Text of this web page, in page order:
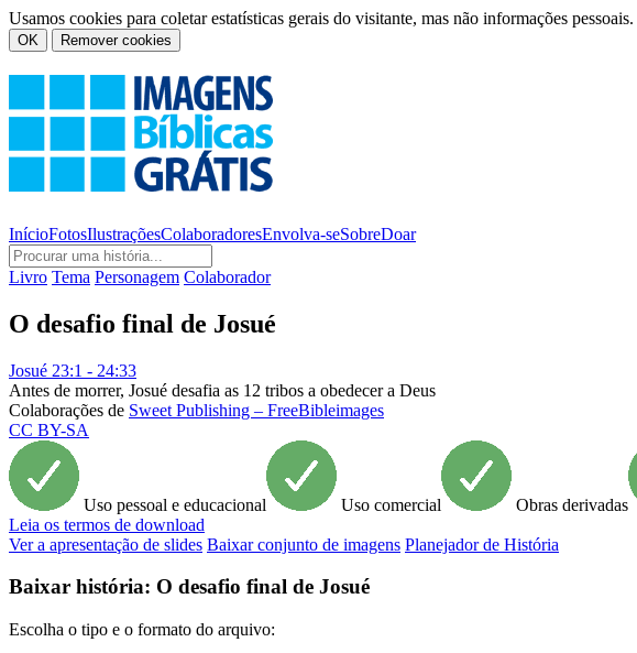
Usamos cookies para coletar estatísticas gerais do visitante, mas não informações pessoais.
OK Remover cookies
InícioFotosIlustraçõesColaboradoresEnvolva-seSobreDoar
Livro Tema Personagem Colaborador
O desafio final de Josué
Josué 23:1 - 24:33
Antes de morrer, Josué desafia as 12 tribos a obedecer a Deus
Colaborações de Sweet Publishing – FreeBibleimages
CC BY-SA
Uso pessoal e educacional Uso comercial Obras derivadas
Leia os termos de download
Ver a apresentação de slides Baixar conjunto de imagens Planejador de História
Baixar história: O desafio final de Josué
Escolha o tipo e o formato do arquivo: